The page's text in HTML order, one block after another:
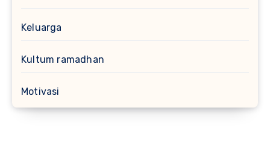
Keluarga
Kultum ramadhan
Motivasi